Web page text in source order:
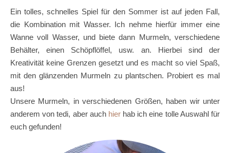
Ein tolles, schnelles Spiel für den Sommer ist auf jeden Fall,
die Kombination mit Wasser. Ich nehme hierfür immer eine
Wanne voll Wasser, und biete dann Murmeln, verschiedene
Behälter, einen Schöpflöffel, usw. an. Hierbei sind der
Kreativität keine Grenzen gesetzt und es macht so viel Spaß,
mit den glänzenden Murmeln zu plantschen. Probiert es mal
aus!
Unsere Murmeln, in verschiedenen Größen, haben wir unter
anderem von tedi, aber auch hier hab ich eine tolle Auswahl für
euch gefunden!